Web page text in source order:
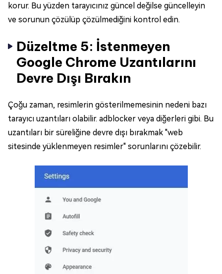
korur. Bu yüzden tarayıcınız güncel değilse güncelleyin
ve sorunun çözülüp çözülmediğini kontrol edin.
Düzeltme 5: İstenmeyen
Google Chrome Uzantılarını
Devre Dışı Bırakın
Çoğu zaman, resimlerin gösterilmemesinin nedeni bazı
tarayıcı uzantıları olabilir. adblocker veya diğerleri gibi. Bu
uzantıları bir süreliğine devre dışı bırakmak "web
sitesinde yüklenmeyen resimler" sorunlarını çözebilir.